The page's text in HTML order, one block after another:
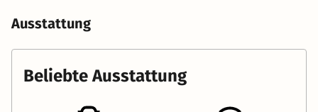
Ausstattung
Beliebte Ausstattung